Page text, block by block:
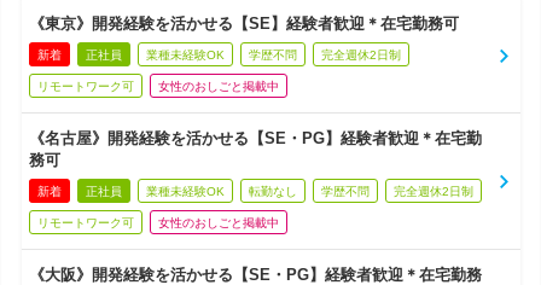
《東京》開発経験を活かせる【SE】経験者歓迎＊在宅勤務可
新着 正社員 業種未経験OK 学歴不問 完全週休2日制
リモートワーク可 女性のおしごと掲載中
《名古屋》開発経験を活かせる【SE・PG】経験者歓迎＊在宅勤
務可
新着 正社員 業種未経験OK 転勤なし 学歴不問 完全週休2日制
リモートワーク可 女性のおしごと掲載中
《大阪》開発経験を活かせる【SE・PG】経験者歓迎＊在宅勤務